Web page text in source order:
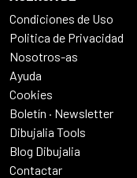
Condiciones de Uso
Politica de Privacidad
Nosotros-as
Ayuda
Cookies
Boletín · Newsletter
Dibujalia Tools
Blog Dibujalia
Contactar